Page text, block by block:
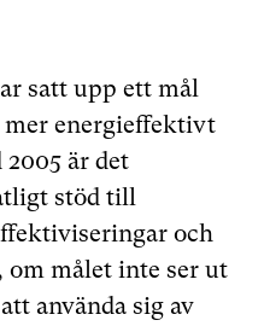
satt upp ett mål
energieffektivt
är det
stöd till
och
målet inte ser ut
använda sig av